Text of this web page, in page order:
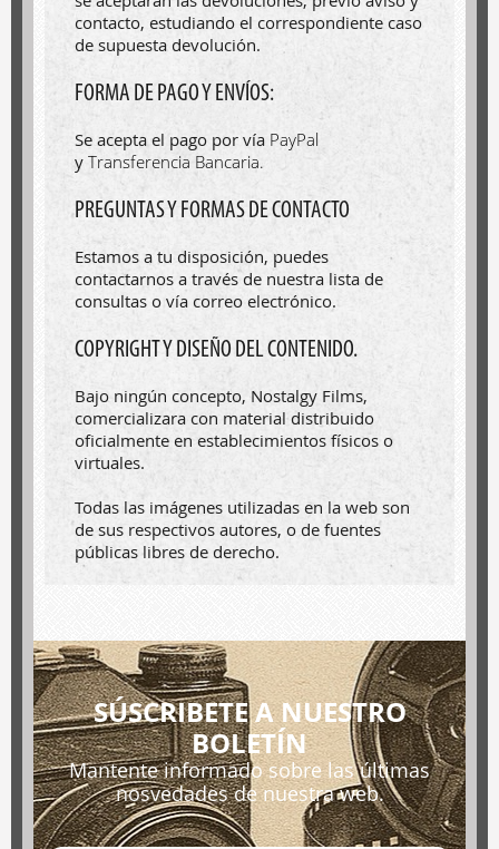
contacto, estudiando el correspondiente caso
de supuesta devolución.
FORMA DE PAGO Y ENVÍOS:
Se acepta el pago por vía PayPal
y Transferencia Bancaria.
PREGUNTAS Y FORMAS DE CONTACTO
Estamos a tu disposición, puedes
contactarnos a través de nuestra lista de
consultas o vía correo electrónico.
COPYRIGHT Y DISEÑO DEL CONTENIDO.
Bajo ningún concepto, Nostalgy Films,
comercializara con material distribuido
oficialmente en establecimientos físicos o
virtuales.
Todas las imágenes utilizadas en la web son
de sus respectivos autores, o de fuentes
públicas libres de derecho.
SÚSCRIBETE A NUESTRO
BOLETÍN
Mantente informado sobre las últimas
nosvedades de nuestra web.